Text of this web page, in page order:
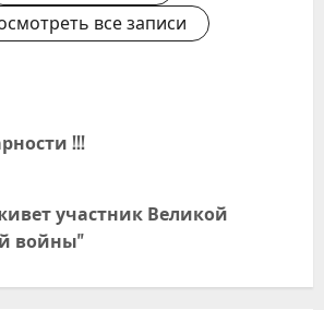
все записи
!!!
участник Великой
войны"